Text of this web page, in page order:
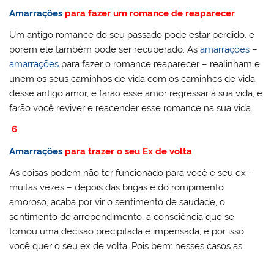
Amarrações para fazer um romance de reaparecer
Um antigo romance do seu passado pode estar perdido, e
porem ele também pode ser recuperado. Asamarrações –
amarrações para fazer o romance reaparecer – realinham e
unem os seus caminhos de vida com os caminhos de vida
desse antigo amor, e farão esse amor regressar á sua vida, e
farão você reviver e reacender esse romance na sua vida.
6
Amarrações para trazer o seu Ex de volta
As coisas podem não ter funcionado para você e seu ex –
muitas vezes – depois das brigas e do rompimento
amoroso, acaba por vir o sentimento de saudade, o
sentimento de arrependimento, a consciência que se
tomou uma decisão precipitada e impensada, e por isso
você quer o seu ex de volta. Pois bem: nesses casos as